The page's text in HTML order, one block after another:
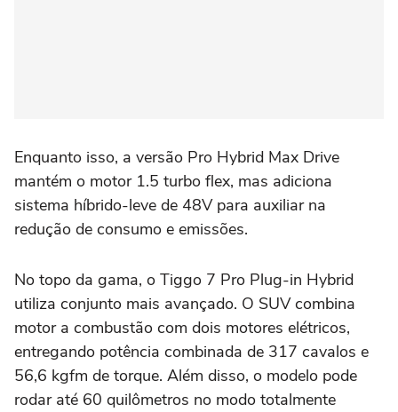
Enquanto isso, a versão Pro Hybrid Max Drive
mantém o motor 1.5 turbo flex, mas adiciona
sistema híbrido-leve de 48V para auxiliar na
redução de consumo e emissões.
No topo da gama, o Tiggo 7 Pro Plug-in Hybrid
utiliza conjunto mais avançado. O SUV combina
motor a combustão com dois motores elétricos,
entregando potência combinada de 317 cavalos e
56,6 kgfm de torque. Além disso, o modelo pode
rodar até 60 quilômetros no modo totalmente